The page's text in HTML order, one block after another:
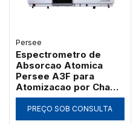
Persee
Espectrometro de
Absorcao Atomica
Persee A3F para
Atomizacao por Chama
com Queimador de
Titanio
PREÇO SOB CONSULTA